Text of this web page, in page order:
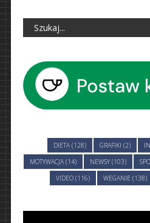
DIETA (128) GRAFIKI (2)
MOTYWACJA (14)
NEWSY (103)
VIDEO (116)
WEGANIE (138)